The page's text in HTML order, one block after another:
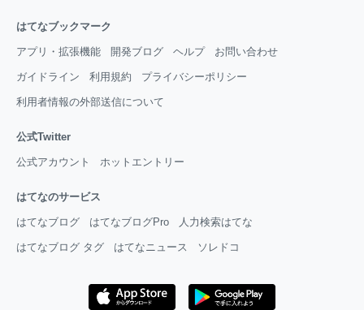
はてなブックマーク
アプリ・拡張機能 開発ブログ ヘルプ お問い合わせ
ガイドライン 利用規約 プライバシーポリシー
利用者情報の外部送信について
公式Twitter
公式アカウント ホットエントリー
はてなのサービス
はてなブログ はてなブログPro 人力検索はてな
はてなブログ タグ はてなニュース ソレドコ